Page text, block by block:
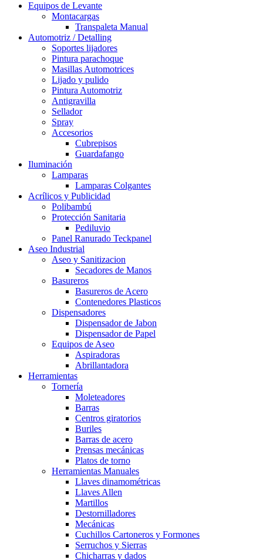
Equipos de Levante
Montacargas
Transpaleta Manual
Automotriz / Detalling
Soportes lijadores
Pintura parachoque
Masillas Automotrices
Lijado y pulido
Pintura Automotriz
Antigravilla
Sellador
Spray
Accesorios
Cubrepisos
Guardafango
Iluminación
Lamparas
Lamparas Colgantes
Acrílicos y Publicidad
Polibambú
Protección Sanitaria
Pediluvio
Panel Ranurado Teckpanel
Aseo Industrial
Aseo y Sanitizacion
Secadores de Manos
Basureros
Basureros de Acero
Contenedores Plasticos
Dispensadores
Dispensador de Jabon
Dispensador de Papel
Equipos de Aseo
Aspiradoras
Abrillantadora
Herramientas
Tornería
Moleteadores
Barras
Centros giratorios
Buriles
Barras de acero
Prensas mecánicas
Platos de torno
Herramientas Manuales
Llaves dinamométricas
Llaves Allen
Martillos
Destornilladores
Mecánicas
Cuchillos Cartoneros y Formones
Serruchos y Sierras
Chicharras y dados